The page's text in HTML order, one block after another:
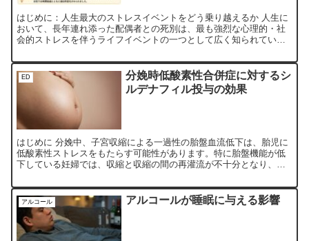
はじめに：人生最大のストレスイベントをどう乗り越えるか 人生に
おいて、長年連れ添った配偶者との死別は、最も強烈な心理的・社
会的ストレスを伴うライフイベントの一つとして広く知られていま
ED
分娩時低酸素性合併症に対するシ
ルデナフィル投与の効果
はじめに 分娩中、子宮収縮による一過性の胎盤血流低下は、胎児に
低酸素性ストレスをもたらす可能性があります。特に胎盤機能が低
下している妊婦では、収縮と収縮の間の再灌流が不十分となり、胎
アルコール アルコールが睡眠に与える影響